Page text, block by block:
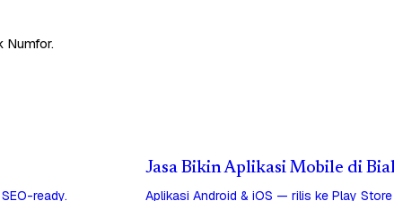
Numfor.
ready.
Jasa Bikin Aplikasi Mobile di
Aplikasi Android & iOS — rilis ke Play